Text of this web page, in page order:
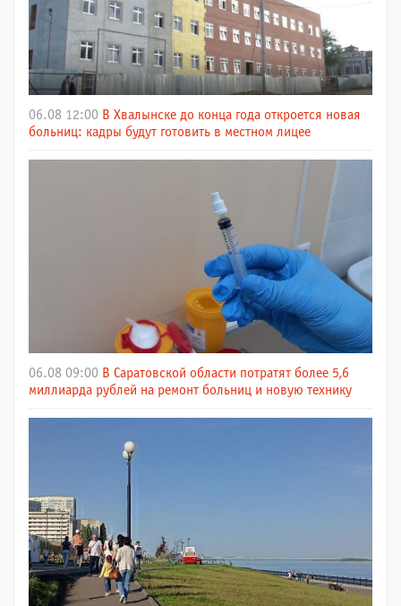
06.08 12:00 В Хвалынске до конца года откроется новая
больниц: кадры будут готовить в местном лицее
06.08 09:00 В Саратовской области потратят более 5,6
миллиарда рублей на ремонт больниц и новую технику